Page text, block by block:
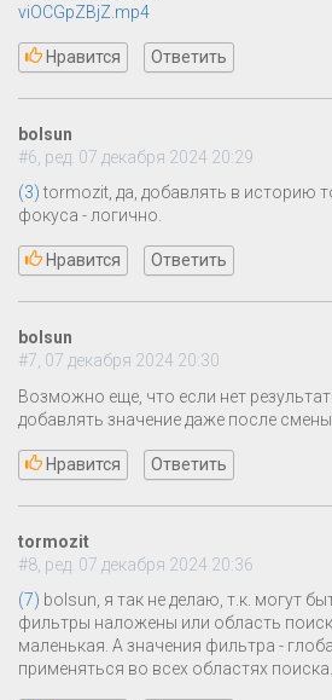
viOCGpZBjZ.mp4
Нравится Ответить
bolsun
#6, ред. 07 декабря 2024 20:29
(3)tormozit, да, добавлять в историю
фокуса - логично.
Нравится Ответить
bolsun
#7, 07 декабря 2024 20:30
Возможно еще, что если нет
добавлять значение даже после
Нравится Ответить
tormozit
#8, ред. 07 декабря 2024 20:36
(7) bolsun, я так не делаю, т.к. могут
фильтры наложены или область
маленькая. А значения фильтра -
применяться во всех областях поиска.